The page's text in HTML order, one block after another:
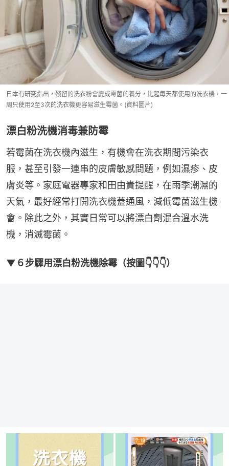
日本有研究指出，殘留的洗衣粉會變成霉菌的養分，比起每天都使用的洗衣機，一
周只使用2至3次的洗衣機更容易滋生霉菌。(資料圖片)
漂白粉洗機消毒兼防霉
若霉菌在洗衣機內滋生，有機會在洗衣期間污染衣
服，甚至引發一連串的皮膚敏感問題，例如濕疹、皮
膚炎等。家庭電器專家和田由貴提醒，在雨季潮濕的
天氣，最好經常打開洗衣機蓋通風，減低霉菌滋生機
會。除此之外，其實日常可以將漂白劑混合溫水洗
機，消滅霉菌。
▼６步驟用漂白粉洗機除霉（按圖👇👇👇）